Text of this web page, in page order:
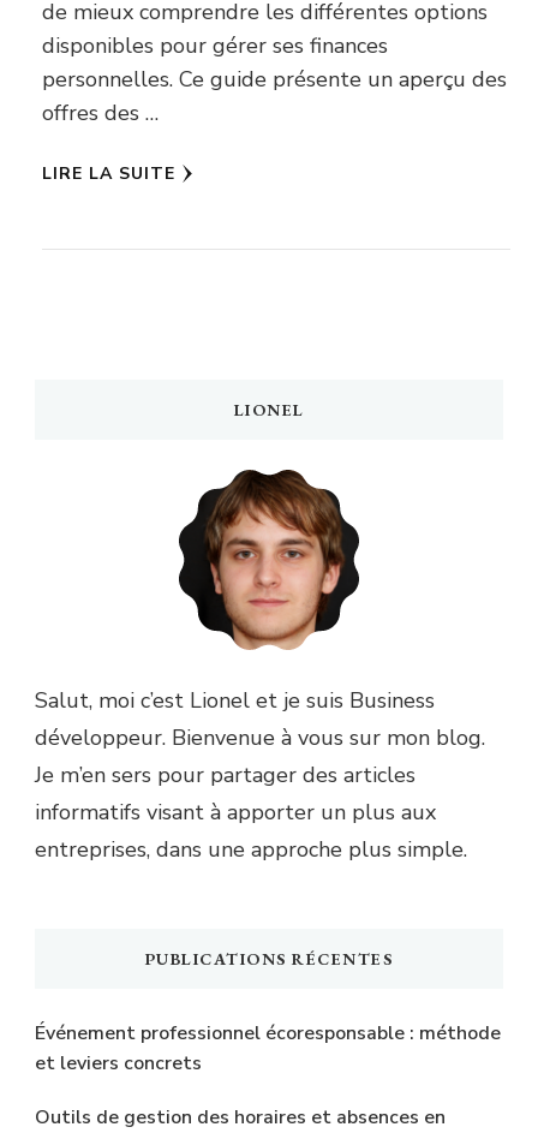
de mieux comprendre les différentes options
disponibles pour gérer ses finances
personnelles. Ce guide présente un aperçu des
offres des …
LIRE LA SUITE
LIONEL
Salut, moi c’est Lionel et je suis Business
développeur. Bienvenue à vous sur mon blog.
Je m’en sers pour partager des articles
informatifs visant à apporter un plus aux
entreprises, dans une approche plus simple.
PUBLICATIONS RÉCENTES
Événement professionnel écoresponsable : méthode
et leviers concrets
Outils de gestion des horaires et absences en